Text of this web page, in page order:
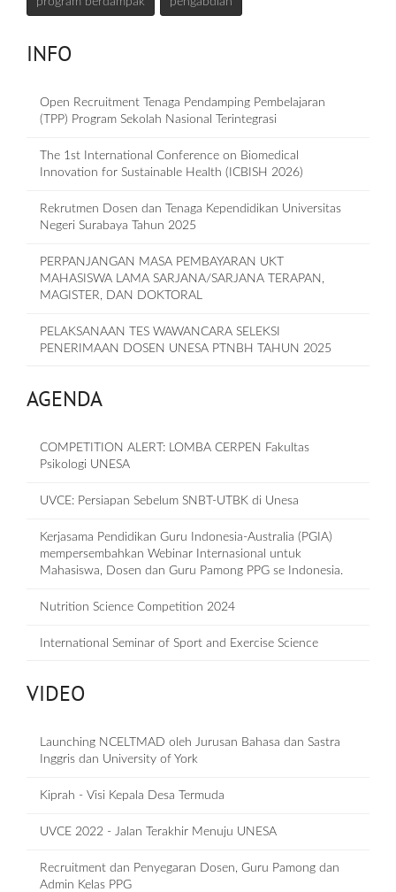
INFO
Open Recruitment Tenaga Pendamping Pembelajaran
(TPP) Program Sekolah Nasional Terintegrasi
The 1st International Conference on Biomedical
Innovation for Sustainable Health (ICBISH 2026)
Rekrutmen Dosen dan Tenaga Kependidikan Universitas
Negeri Surabaya Tahun 2025
PERPANJANGAN MASA PEMBAYARAN UKT
MAHASISWA LAMA SARJANA/SARJANA TERAPAN,
MAGISTER, DAN DOKTORAL
PELAKSANAAN TES WAWANCARA SELEKSI
PENERIMAAN DOSEN UNESA PTNBH TAHUN 2025
AGENDA
COMPETITION ALERT: LOMBA CERPEN Fakultas
Psikologi UNESA
UVCE: Persiapan Sebelum SNBT-UTBK di Unesa
Kerjasama Pendidikan Guru Indonesia-Australia (PGIA)
mempersembahkan Webinar Internasional untuk
Mahasiswa, Dosen dan Guru Pamong PPG se Indonesia.
Nutrition Science Competition 2024
International Seminar of Sport and Exercise Science
VIDEO
Launching NCELTMAD oleh Jurusan Bahasa dan Sastra
Inggris dan University of York
Kiprah - Visi Kepala Desa Termuda
UVCE 2022 - Jalan Terakhir Menuju UNESA
Recruitment dan Penyegaran Dosen, Guru Pamong dan
Admin Kelas PPG